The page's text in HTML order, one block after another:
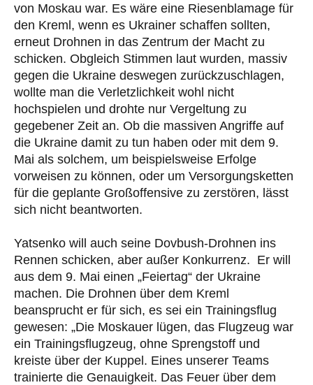
von Moskau war. Es wäre eine Riesenblamage für
den Kreml, wenn es Ukrainer schaffen sollten,
erneut Drohnen in das Zentrum der Macht zu
schicken. Obgleich Stimmen laut wurden, massiv
gegen die Ukraine deswegen zurückzuschlagen,
wollte man die Verletzlichkeit wohl nicht
hochspielen und drohte nur Vergeltung zu
gegebener Zeit an. Ob die massiven Angriffe auf
die Ukraine damit zu tun haben oder mit dem 9.
Mai als solchem, um beispielsweise Erfolge
vorweisen zu können, oder um Versorgungsketten
für die geplante Großoffensive zu zerstören, lässt
sich nicht beantworten.
Yatsenko will auch seine Dovbush-Drohnen ins
Rennen schicken, aber außer Konkurrenz. Er will
aus dem 9. Mai einen „Feiertag“ der Ukraine
machen. Die Drohnen über dem Kreml
beansprucht er für sich, es sei ein Trainingsflug
gewesen: „Die Moskauer lügen, das Flugzeug war
ein Trainingsflugzeug, ohne Sprengstoff und
kreiste über der Kuppel. Eines unserer Teams
trainierte die Genauigkeit. Das Feuer über dem